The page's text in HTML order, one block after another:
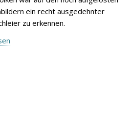
ein recht ausgedehnter
zu erkennen.